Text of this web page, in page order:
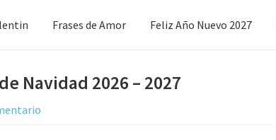
Frases de Amor Feliz Año Nuevo 2027
Navidad 2026 – 2027